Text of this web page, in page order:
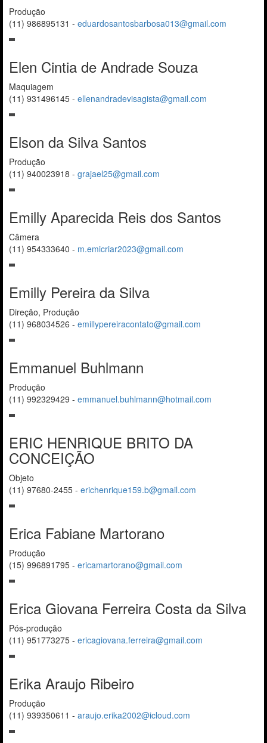
Produção
(11) 986895131 - eduardosantosbarbosa013@gmail.com
Elen Cintia de Andrade Souza
Maquiagem
(11) 931496145 - ellenandradevisagista@gmail.com
Elson da Silva Santos
Produção
(11) 940023918 - grajael25@gmail.com
Emilly Aparecida Reis dos Santos
Câmera
(11) 954333640 - m.emicriar2023@gmail.com
Emilly Pereira da Silva
Direção, Produção
(11) 968034526 - emillypereiracontato@gmail.com
Emmanuel Buhlmann
Produção
(11) 992329429 - emmanuel.buhlmann@hotmail.com
ERIC HENRIQUE BRITO DA
CONCEIÇÃO
Objeto
(11) 97680-2455 - erichenrique159.b@gmail.com
Erica Fabiane Martorano
Produção
(15) 996891795 - ericamartorano@gmail.com
Erica Giovana Ferreira Costa da Silva
Pós-produção
(11) 951773275 - ericagiovana.ferreira@gmail.com
Erika Araujo Ribeiro
Produção
(11) 939350611 - araujo.erika2002@icloud.com